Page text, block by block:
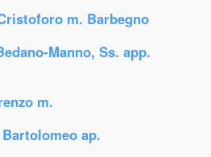
m. Barbegno
Manno, Ss. app.
m.
ap.